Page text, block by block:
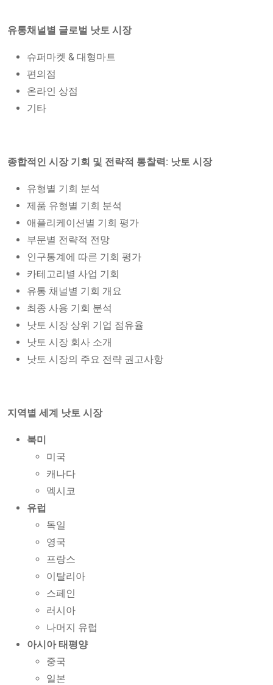
유통채널별 글로벌 낫토 시장
슈퍼마켓 & 대형마트
편의점
온라인 상점
기타
종합적인 시장 기회 및 전략적 통찰력: 낫토 시장
유형별 기회 분석
제품 유형별 기회 분석
애플리케이션별 기회 평가
부문별 전략적 전망
인구통계에 따른 기회 평가
카테고리별 사업 기회
유통 채널별 기회 개요
최종 사용 기회 분석
낫토 시장 상위 기업 점유율
낫토 시장 회사 소개
낫토 시장의 주요 전략 권고사항
지역별 세계 낫토 시장
북미
미국
캐나다
멕시코
유럽
독일
영국
프랑스
이탈리아
스페인
러시아
나머지 유럽
아시아 태평양
중국
일본